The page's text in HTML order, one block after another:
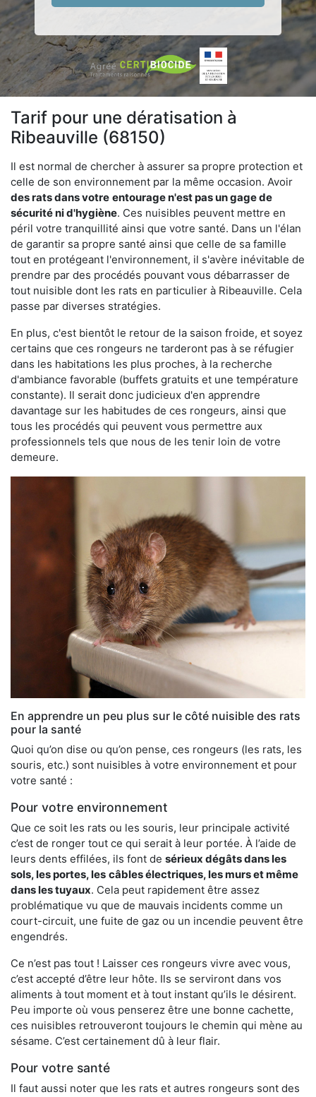
Tarif pour une dératisation à
Ribeauville (68150)
Il est normal de chercher à assurer sa propre protection et
celle de son environnement par la même occasion. Avoir
des rats dans votre entourage n'est pas un gage de
sécurité ni d'hygiène. Ces nuisibles peuvent mettre en
péril votre tranquillité ainsi que votre santé. Dans un l'élan
de garantir sa propre santé ainsi que celle de sa famille
tout en protégeant l'environnement, il s'avère inévitable de
prendre par des procédés pouvant vous débarrasser de
tout nuisible dont les rats en particulier à Ribeauville. Cela
passe par diverses stratégies.
En plus, c'est bientôt le retour de la saison froide, et soyez
certains que ces rongeurs ne tarderont pas à se réfugier
dans les habitations les plus proches, à la recherche
d'ambiance favorable (buffets gratuits et une température
constante). Il serait donc judicieux d'en apprendre
davantage sur les habitudes de ces rongeurs, ainsi que
tous les procédés qui peuvent vous permettre aux
professionnels tels que nous de les tenir loin de votre
demeure.
En apprendre un peu plus sur le côté nuisible des rats
pour la santé
Quoi qu’on dise ou qu’on pense, ces rongeurs (les rats, les
souris, etc.) sont nuisibles à votre environnement et pour
votre santé :
Pour votre environnement
Que ce soit les rats ou les souris, leur principale activité
c’est de ronger tout ce qui serait à leur portée. À l’aide de
leurs dents effilées, ils font de sérieux dégâts dans les
sols, les portes, les câbles électriques, les murs et même
dans les tuyaux. Cela peut rapidement être assez
problématique vu que de mauvais incidents comme un
court-circuit, une fuite de gaz ou un incendie peuvent être
engendrés.
Ce n’est pas tout ! Laisser ces rongeurs vivre avec vous,
c’est accepté d’être leur hôte. Ils se serviront dans vos
aliments à tout moment et à tout instant qu’ils le désirent.
Peu importe où vous penserez être une bonne cachette,
ces nuisibles retrouveront toujours le chemin qui mène au
sésame. C’est certainement dû à leur flair.
Pour votre santé
Il faut aussi noter que les rats et autres rongeurs sont des